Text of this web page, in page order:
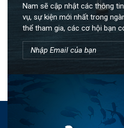
Nam sẽ cập nhật các thông
vụ, sự kiện mới nhất trong
thể tham gia, các cơ hội bạn